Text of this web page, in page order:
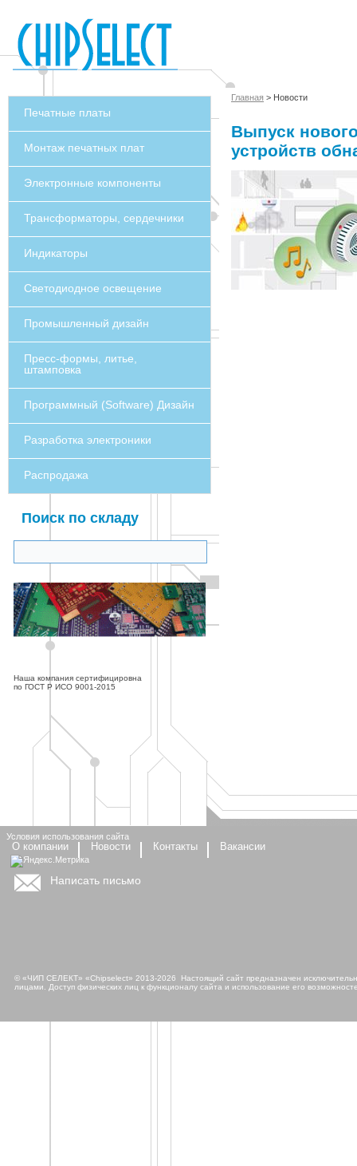
Печатные платы
Монтаж печатных плат
Электронные компоненты
Трансформаторы, сердечники
Индикаторы
Светодиодное освещение
Промышленный дизайн
Пресс-формы, литье,
штамповка
Программный (Software) Дизайн
Разработка электроники
Распродажа
Поиск по складу
Наша компания сертифицировна
по ГОСТ Р ИСО 9001-2015
Главная > Новости
Выпуск
устройств
О компании Новости Контакты Вакансии
Написать письмо
Условия использования сайта
© «ЧИП СЕЛЕКТ» «Chipselect» 2013-2026 Настоящий сайт предназначен
лицами. Доступ физических лиц к функционалу сайта и использование его